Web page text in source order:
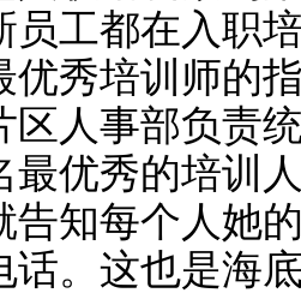
员工都在入职
优秀培训师的
区人事部负责
最优秀的培训
告知每个人她
话。这也是海